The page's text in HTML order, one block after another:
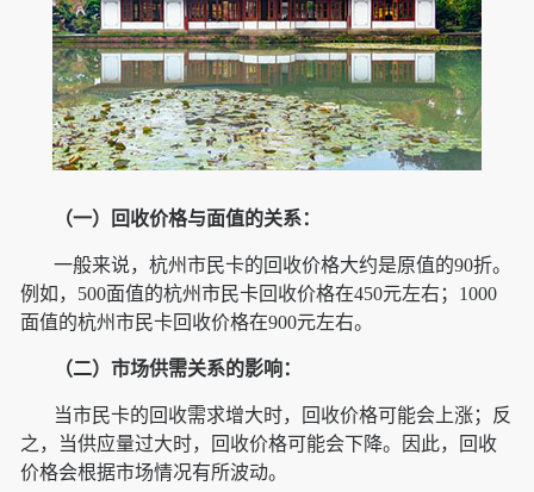
（一）回收价格与面值的关系：
一般来说，杭州市民卡的回收价格大约是原值的90折。
例如，500面值的杭州市民卡回收价格在450元左右；1000
面值的杭州市民卡回收价格在900元左右。
（二）市场供需关系的影响：
当市民卡的回收需求增大时，回收价格可能会上涨；反
之，当供应量过大时，回收价格可能会下降。因此，回收
价格会根据市场情况有所波动。